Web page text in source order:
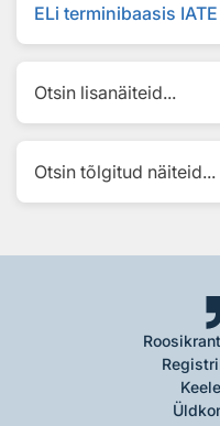
ELi terminibaasis IATE
Otsin lisanäiteid...
Otsin tõlgitud näiteid...